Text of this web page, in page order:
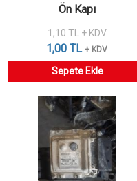
Ön Kapı
1,10 TL + KDV
1,00 TL + KDV
Sepete Ekle